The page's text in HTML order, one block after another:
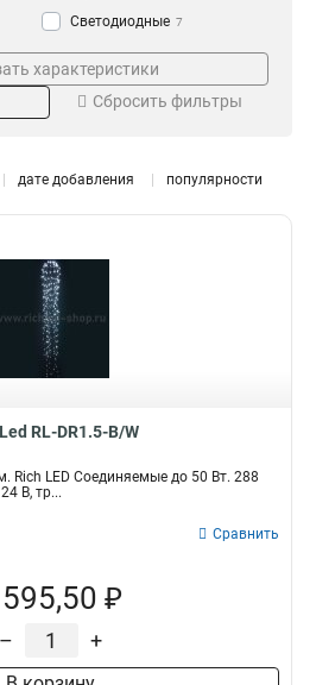
Светодиодные 7
Режим свечения
Постоянный 1
Мерцание
Длина
Мощность
50вт
Влагозащита
Применение
Уличная 2
характеристики
Сбросить фильтры
дате добавления популярности
RL-DR1.5-B/W
Rich LED Соединяемые до 50 Вт. 288
B, тр...
Сравнить
₽
– +